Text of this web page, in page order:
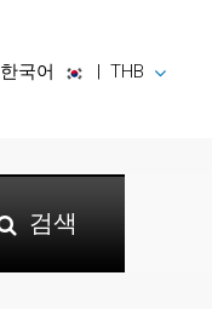
한국어 | THB
검색